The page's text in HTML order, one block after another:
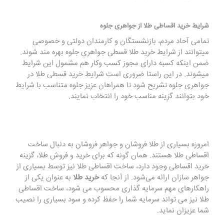
شرایط خرید اقساطی طلا از جواهری جلوه
تمامی آحاد مردم، بازنشستگان و کارمندان دولتی و خصوصی
میتوانند از شرایط خرید طلا قسطی جواهری جلوه بهره مند شوند.
ضمن اینکه کسبه دارای مجوز کسب وکار هم مشمول این شرایط
میشوند. در این راستا ضروری است شرایط خرید قسطی طلا در
جواهری جلوه تشریح شود تا همراهان عزیز جلوه متناسب با شرایط
خود بتوانند گزینه مناسب خود را انتخاب نمایند.
امروزه بسیاری از طلا فروشان و جواهر فروشان به دنبال ساخت
اقساطی طلا هستند. همان گونه که برای خرید و فروش طلا، گزینه
خرید اقساطی وجود دارد، ساخت اقساطی طلا نیز توسط بسیاری از
جواهر سازان ارائه می‌شود. از آنجا کهخرید طلا به عنوان یکی از
راهکارهای مهم سرمایه گذاری محسوب می شود، ساخت اقساطی
طلا نیز می تواند سرمایه شما را حفظ کرده و سود بسیاری را نصیب
شما عزیزان نماید.